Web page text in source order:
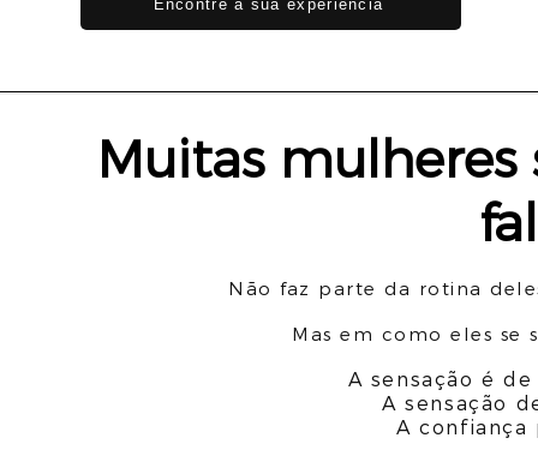
Encontre a sua experiência
Muitas
Não faz parte da rotina
Mas em como eles se
A sensação é
A sensação
A confiança